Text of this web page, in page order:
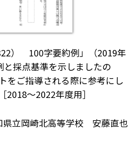
） 100字要約例」（2019年
と採点基準を示しましたの
をご指導される際に参考にし
2018～2022年度用］
県立岡崎北高等学校 安藤直也